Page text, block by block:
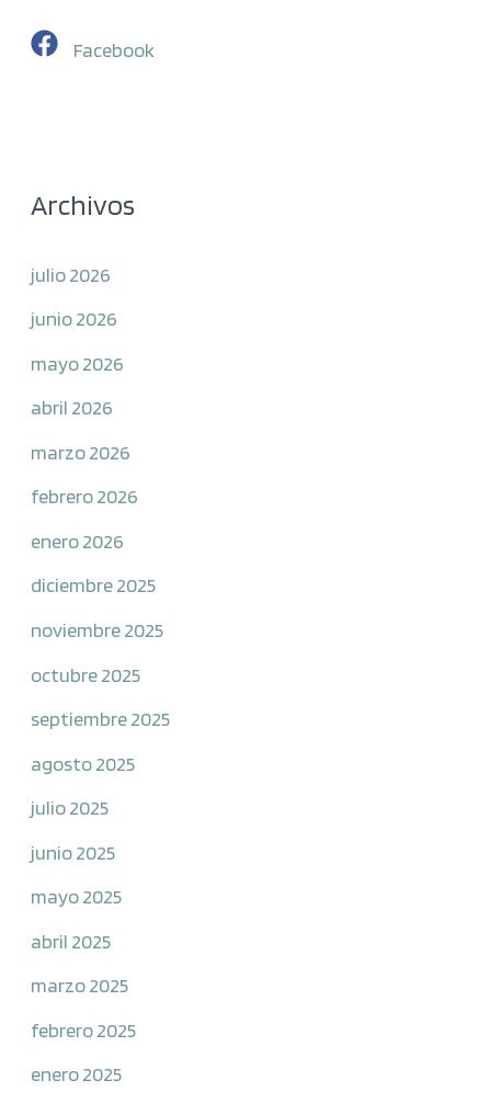
Facebook
Archivos
julio 2026
junio 2026
mayo 2026
abril 2026
marzo 2026
febrero 2026
enero 2026
diciembre 2025
noviembre 2025
octubre 2025
septiembre 2025
agosto 2025
julio 2025
junio 2025
mayo 2025
abril 2025
marzo 2025
febrero 2025
enero 2025